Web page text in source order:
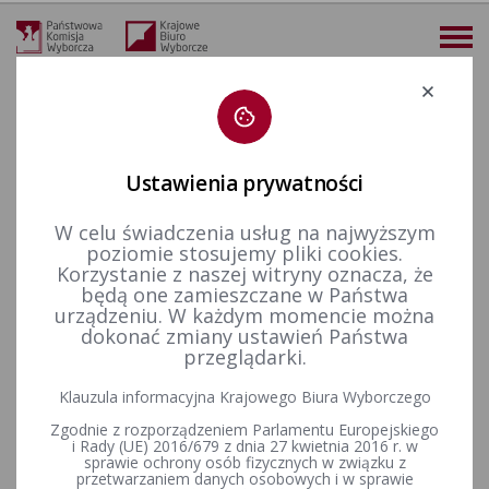
Deklaracja dostępności
więcej
Wybory i referenda Wybory do Sejmu i do Senatu Wybory uzupełniające do Senatu RP
Kadencja 2001-2005
Uchwała Państwowej Komisji Wyborczej z dnia 29 lipca 2004 r. w sprawie przyjęcia zawiadomienia pełnomocnika wyborczego o utworzeniu Komitetu Wyborczego Wyborców Kazimierza Jaworskiego „Dolina Strugu”.
Uchwała Państwowej Komisji
Wyborczej z dnia 29 lipca 2004
r. w sprawie przyjęcia
zawiadomienia pełnomocnika
Ustawienia prywatności
W celu świadczenia usług na najwyższym
poziomie stosujemy pliki cookies.
Korzystanie z naszej witryny oznacza, że
będą one zamieszczane w Państwa
urządzeniu. W każdym momencie można
dokonać zmiany ustawień Państwa
przeglądarki.
Klauzula informacyjna Krajowego Biura Wyborczego
Zgodnie z rozporządzeniem Parlamentu Europejskiego
i Rady (UE) 2016/679 z dnia 27 kwietnia 2016 r. w
sprawie ochrony osób fizycznych w związku z
przetwarzaniem danych osobowych i w sprawie